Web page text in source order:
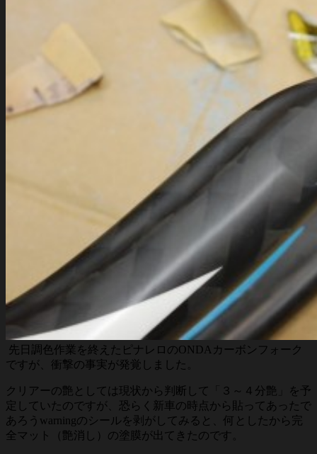
先日調色作業を終えたピナレロのONDAカーボンフォーク
ですが、衝撃の事実が発覚しました。
クリアーの艶としては現状から判断して「３～４分艶」を予
定していたのですが、恐らく新車の時点から貼ってあったで
あろうwarningのシールを剥がしてみると、何としたから完
全マット（艶消し）の塗膜が出てきたのです。